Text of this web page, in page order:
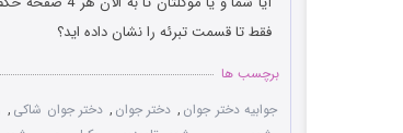
فقط تا قسمت تبرئه را نشان داده اید؟
برچسب ها
جوابیه دختر جوان , دختر جوان , دختر جوان شاکی ,